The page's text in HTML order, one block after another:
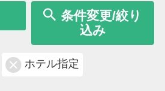
条件変更/絞り
込み
ホテル指定